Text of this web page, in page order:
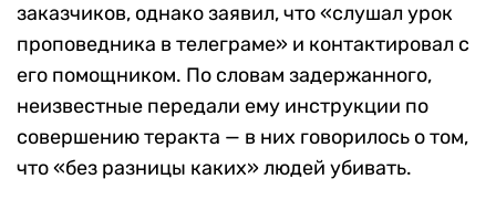
заказчиков, однако заявил, что «слушал урок
проповедника в телеграме» и контактировал с
его помощником. По словам задержанного,
неизвестные передали ему инструкции по
совершению теракта — в них говорилось о том,
что «без разницы каких» людей убивать.